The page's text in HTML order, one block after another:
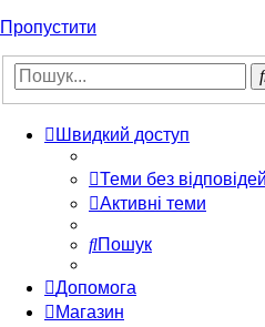
Пропустити
Швидкий доступ
Теми без відповідей
Активні теми
Пошук
Допомога
Магазин